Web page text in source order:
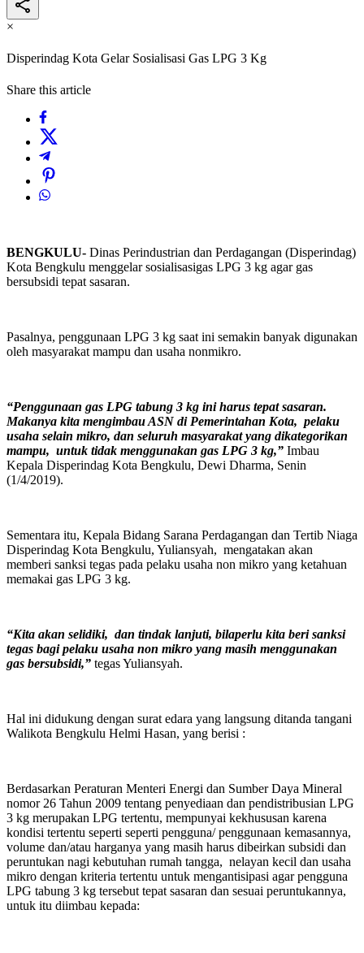
×
Disperindag Kota Gelar Sosialisasi Gas LPG 3 Kg
Share this article
BENGKULU- Dinas Perindustrian dan Perdagangan (Disperindag)
Kota Bengkulu menggelar sosialisasigas LPG 3 kg agar gas
bersubsidi tepat sasaran.
Pasalnya, penggunaan LPG 3 kg saat ini semakin banyak digunakan
oleh masyarakat mampu dan usaha nonmikro.
“Penggunaan gas LPG tabung 3 kg ini harus tepat sasaran.
Makanya kita mengimbau ASN di Pemerintahan Kota, pelaku
usaha selain mikro, dan seluruh masyarakat yang dikategorikan
mampu, untuk tidak menggunakan gas LPG 3 kg,” Imbau
Kepala Disperindag Kota Bengkulu, Dewi Dharma, Senin
(1/4/2019).
Sementara itu, Kepala Bidang Sarana Perdagangan dan Tertib Niaga
Disperindag Kota Bengkulu, Yuliansyah, mengatakan akan
memberi sanksi tegas pada pelaku usaha non mikro yang ketahuan
memakai gas LPG 3 kg.
“Kita akan selidiki, dan tindak lanjuti, bilaperlu kita beri sanksi
tegas bagi pelaku usaha non mikro yang masih menggunakan
gas bersubsidi,” tegas Yuliansyah.
Hal ini didukung dengan surat edara yang langsung ditanda tangani
Walikota Bengkulu Helmi Hasan, yang berisi :
Berdasarkan Peraturan Menteri Energi dan Sumber Daya Mineral
nomor 26 Tahun 2009 tentang penyediaan dan pendistribusian LPG
3 kg merupakan LPG tertentu, mempunyai kekhususan karena
kondisi tertentu seperti seperti pengguna/ penggunaan kemasannya,
volume dan/atau harganya yang masih harus dibeirkan subsidi dan
peruntukan nagi kebutuhan rumah tangga, nelayan kecil dan usaha
mikro dengan kriteria tertentu untuk mengantisipasi agar pengguna
LPG tabung 3 kg tersebut tepat sasaran dan sesuai peruntukannya,
untuk itu diimbau kepada: